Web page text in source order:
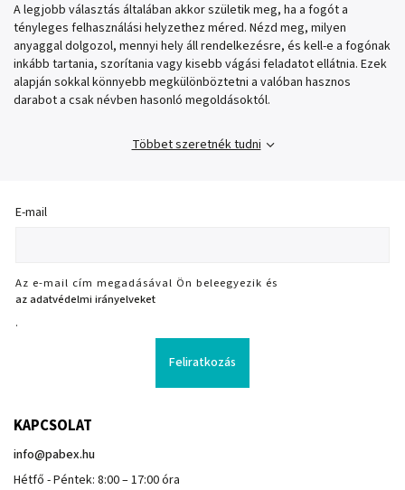
A legjobb választás általában akkor születik meg, ha a fogót a
tényleges felhasználási helyzethez méred. Nézd meg, milyen
anyaggal dolgozol, mennyi hely áll rendelkezésre, és kell-e a fogónak
inkább tartania, szorítania vagy kisebb vágási feladatot ellátnia. Ezek
alapján sokkal könnyebb megkülönböztetni a valóban hasznos
darabot a csak névben hasonló megoldásoktól.
Többet szeretnék tudni
E-mail
Az e-mail cím megadásával Ön beleegyezik és
az adatvédelmi irányelveket
.
Feliratkozás
KAPCSOLAT
info@pabex.hu
Hétfő - Péntek: 8:00 – 17:00 óra